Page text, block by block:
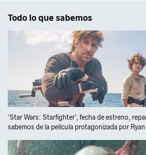
Todo lo que sabemos
'Star Wars: Starfighter', fecha de estreno,
sabemos de la película protagonizada por